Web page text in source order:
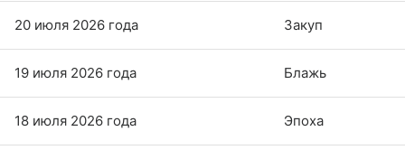
20 июля 2026 года Закуп
19 июля 2026 года Блажь
18 июля 2026 года Эпоха